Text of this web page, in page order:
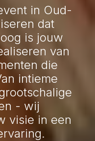
in Oud-
dat
is jouw
van
die
intieme
- wij
visie in een